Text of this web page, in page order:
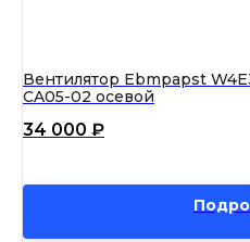
Вентилятор Ebmpapst
CA05-02 осевой
34 000 ₽